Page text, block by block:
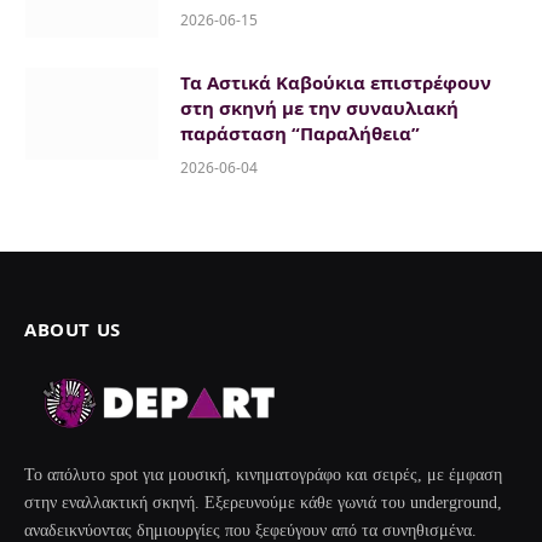
2026-06-15
Τα Αστικά Καβούκια επιστρέφουν
στη σκηνή με την συναυλιακή
παράσταση “Παραλήθεια”
2026-06-04
ABOUT US
Το απόλυτο spot για μουσική, κινηματογράφο και σειρές, με έμφαση
στην εναλλακτική σκηνή. Εξερευνούμε κάθε γωνιά του underground,
αναδεικνύοντας δημιουργίες που ξεφεύγουν από τα συνηθισμένα.